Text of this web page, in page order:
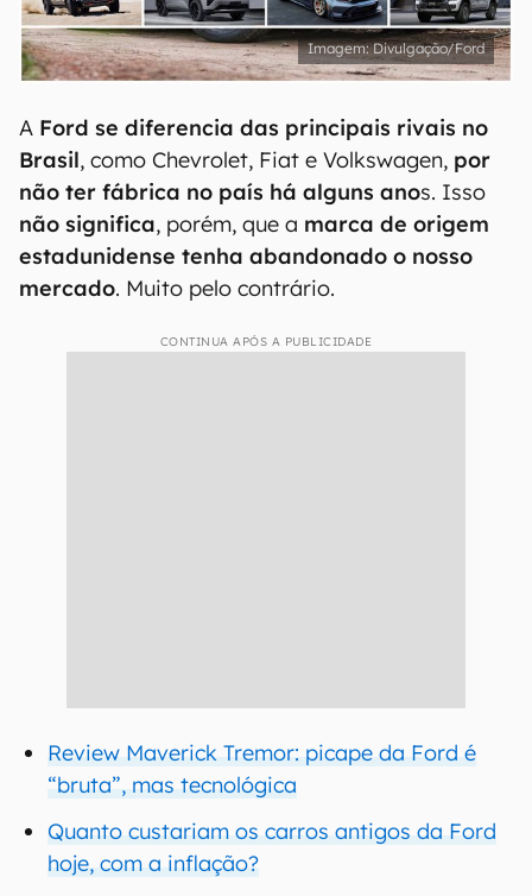
Divulgação/Ford
A Ford se diferencia das principais rivais no
Brasil, como Chevrolet, Fiat e Volkswagen, por
não ter fábrica no país há alguns anos. Isso
não significa, porém, que a marca de origem
estadunidense tenha abandonado o nosso
mercado. Muito pelo contrário.
CONTINUA APÓS A PUBLICIDADE
Review Maverick Tremor: picape da Ford é
“bruta”, mas tecnológica
Quanto custariam os carros antigos da Ford
hoje, com a inflação?